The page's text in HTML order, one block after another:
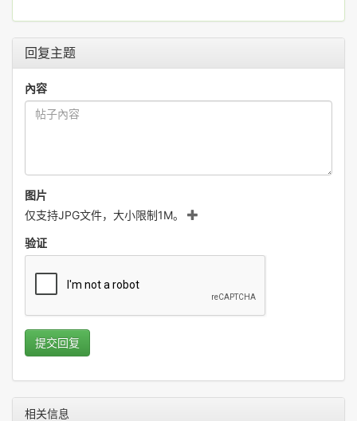
回复主题
內容
图片
仅支持JPG文件，大小限制1M。
验证
提交回复
相关信息